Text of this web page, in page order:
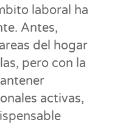
laboral ha
Antes,
del hogar
pero con la
activas,